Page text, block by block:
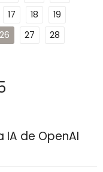
17 18
19
26 27
28
de OpenAI